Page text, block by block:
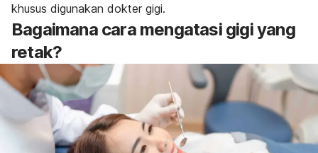
khusus digunakan dokter gigi.
Bagaimana cara mengatasi gigi yang
retak?